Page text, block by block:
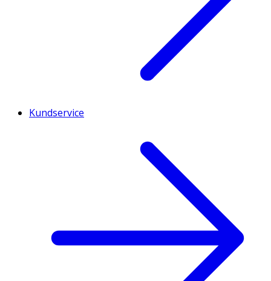
Kundservice